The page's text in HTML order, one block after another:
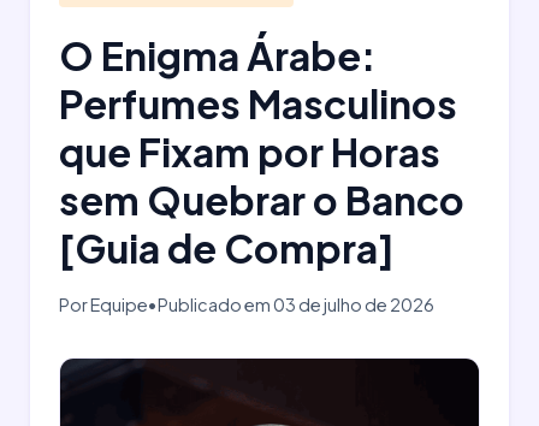
O Enigma Árabe:
Perfumes Masculinos
que Fixam por Horas
sem Quebrar o Banco
[Guia de Compra]
Por Equipe•Publicado em 03 de julho de 2026